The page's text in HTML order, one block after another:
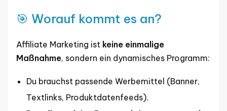
🎯 Worauf kommt es an?
Affiliate Marketing ist keine einmalige
Maßnahme, sondern ein dynamisches Programm:
Du brauchst passende Werbemittel (Banner,
Textlinks, Produktdatenfeeds).